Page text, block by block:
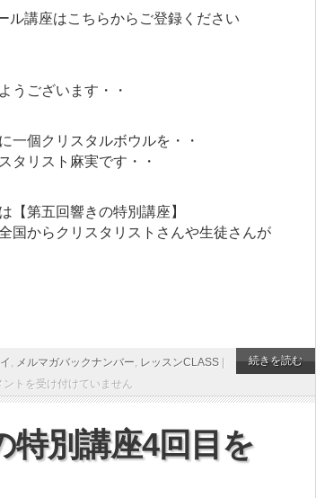
ル講座はこちらからご登録ください
うございます・・
一個クリスタルボウルを・・
タリスト麻実です・・
【第五回響きの特別講座】
国からクリスタリストさんや生徒さんが
メルマガバックナンバー レッスンCLASS |
ントを受け付けていません
続きを読む
特別講座4回目を